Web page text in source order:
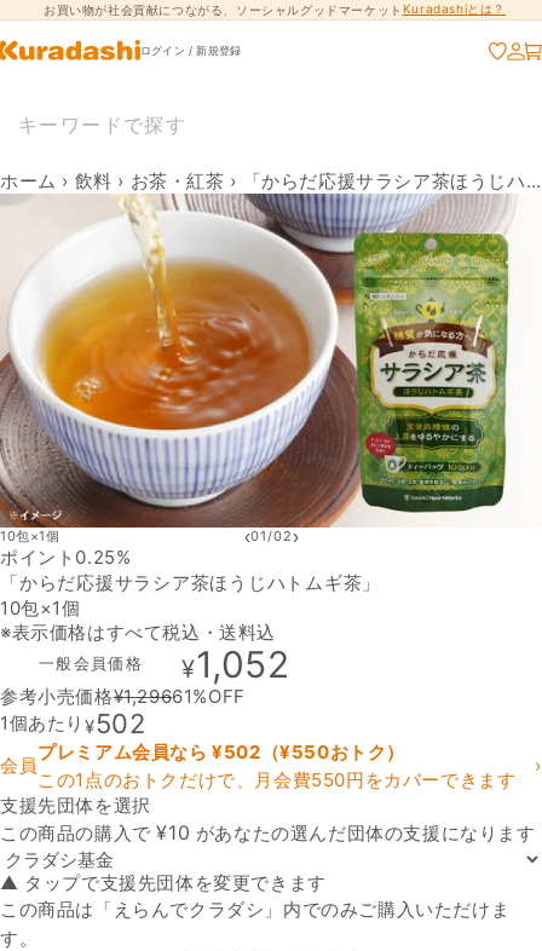
コンテンツに進
む
お買い物が社会貢献につながる、ソーシャルグッドマーケット Kuradashiとは？
ログイン / 新規登録
ホーム › 飲料 › お茶・紅茶 › 「からだ応援サラシア茶ほうじハトムギ茶」
10包×1個 ‹01/02›
ポイント0.25%
「からだ応援サラシア茶ほうじハトムギ茶」
10包×1個
※表示価格はすべて税込・送料込
一般会員価格 ¥1,052
参考小売価格¥1,29661%OFF
1個あたり ¥502
会員
プレミアム会員なら ¥502 （¥550おトク）
この1点のおトクだけで、月会費550円をカバーできます
›
支援先団体を選択
この商品の購入で¥10 があなたの選んだ団体の支援になります
支援先団体
▲ タップで支援先団体を変更できます
この商品は「えらんでクラダシ」内でのみご購入いただけま
す。